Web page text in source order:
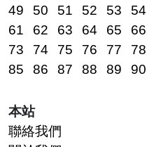
49 50 51 52 53 54
61
62 63 64 65 66
73
74 75 76 77 78
85
86 87 88 89 90
本站
聯絡我們